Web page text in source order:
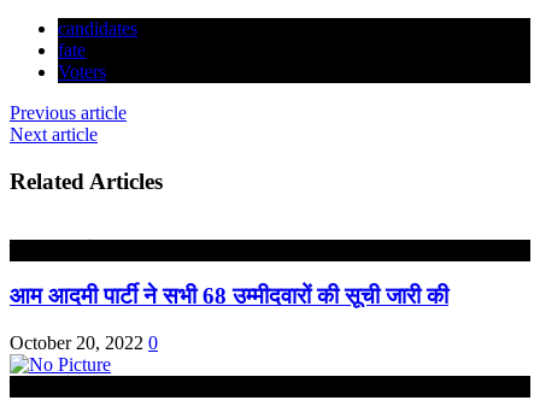
candidates
fate
Voters
Previous article
Next article
Related Articles
आम आदमी पार्टी ने सभी 68 उम्मीदवारों की सूची जारी की
October 20, 2022 0